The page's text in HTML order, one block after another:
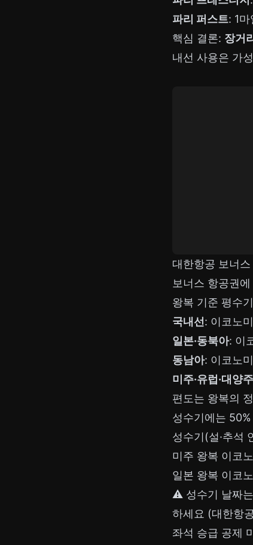
파리 퍼스트: 1
핵심 결론: 장거
내선 사용은 가
대한항공 보너
보너스 항공권
왕복 기준 평수
국내선 : 이코노
일본·동북아: 이
동남아: 이코노
미주·유럽·대양주
편도는 왕복의
성수기에는
성수기(설·추석
미주 왕복 이코
일본 왕복 이코
⚠️ 성수기 날짜
하세요 (대한항
좌석 승급 공제